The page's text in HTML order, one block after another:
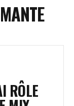
RÔLE